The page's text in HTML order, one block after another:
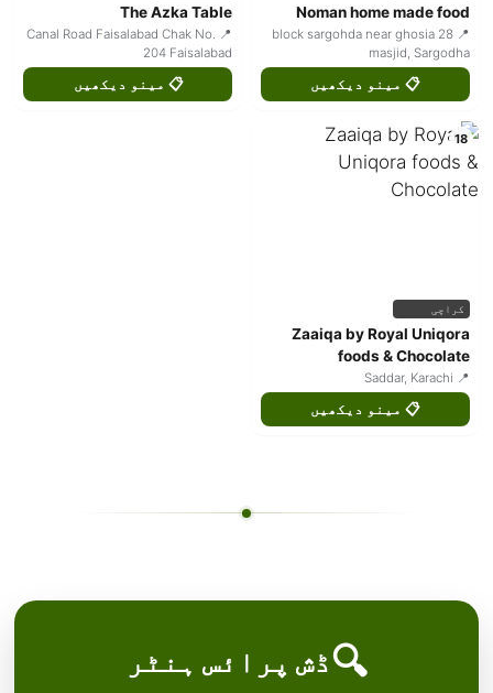
Noman home made food
📍 28 block sargohda near ghosia
masjid, Sargodha
📋 مینو دیکھیں
The Azka Table
📍 Canal Road Faisalabad Chak No.
204 Faisalabad
📋 مینو دیکھیں
18
کراچی
Zaaiqa by Royal Uniqora
foods & Chocolate
📍 Saddar, Karachi
📋 مینو دیکھیں
🔍ڈش پرائس ہنٹر